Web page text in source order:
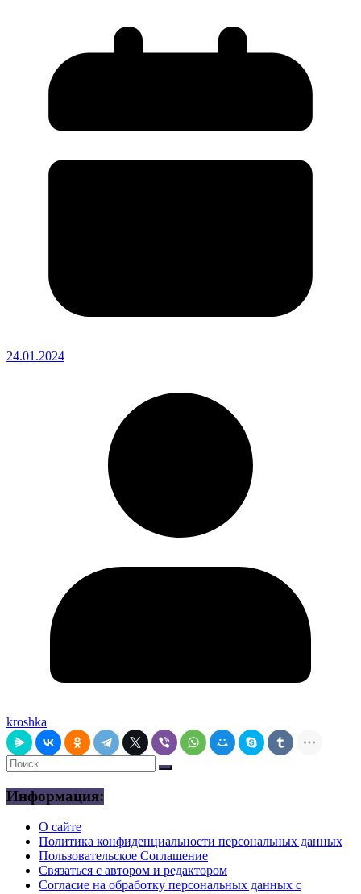
24.01.2024
kroshka
Информация:
О сайте
Политика конфиденциальности персональных данных
Пользовательское Соглашение
Связаться с автором и редактором
Согласие на обработку персональных данных с